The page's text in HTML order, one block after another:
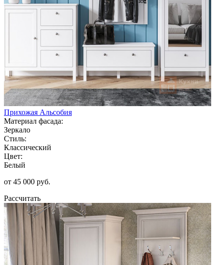
Прихожая Альсобия
Материал фасада:
Зеркало
Стиль:
Классический
Цвет:
Белый
от 45 000 руб.
Рассчитать